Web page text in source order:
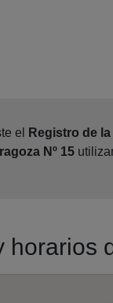
el Registro de
Nº 15
horarios